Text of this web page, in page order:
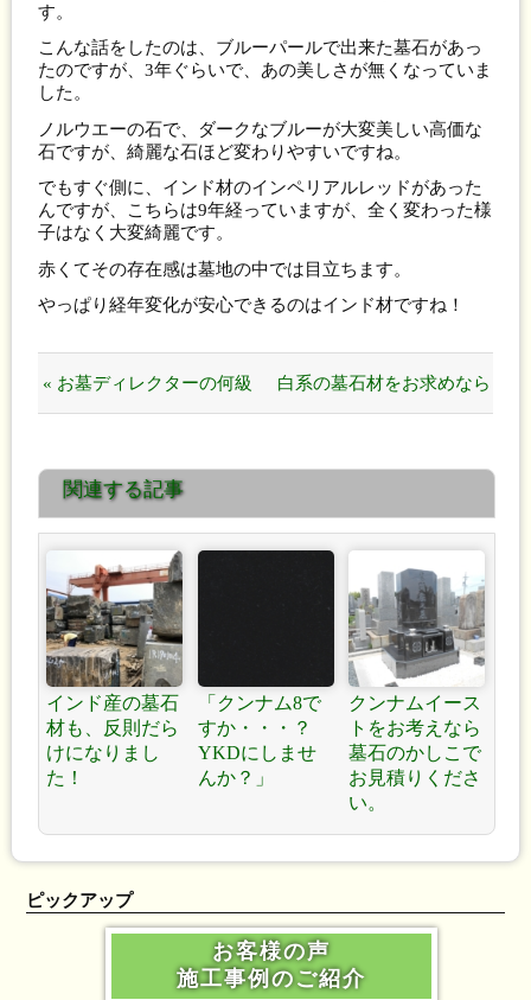
す。
こんな話をしたのは、ブルーパールで出来た墓石があっ
たのですが、3年ぐらいで、あの美しさが無くなっていま
した。
ノルウエーの石で、ダークなブルーが大変美しい高価な
石ですが、綺麗な石ほど変わりやすいですね。
でもすぐ側に、インド材のインペリアルレッドがあった
んですが、こちらは9年経っていますが、全く変わった様
子はなく大変綺麗です。
赤くてその存在感は墓地の中では目立ちます。
やっぱり経年変化が安心できるのはインド材ですね！
« お墓ディレクターの何級 白系の墓石材をお求めなら
関連する記事
インド産の墓石
材も、反則だら
けになりまし
た！
「クンナム8で
すか・・・？
YKDにしませ
んか？」
クンナムイース
トをお考えなら
墓石のかしこで
お見積りくださ
い。
ピックアップ
お客様の声
施工事例のご紹介